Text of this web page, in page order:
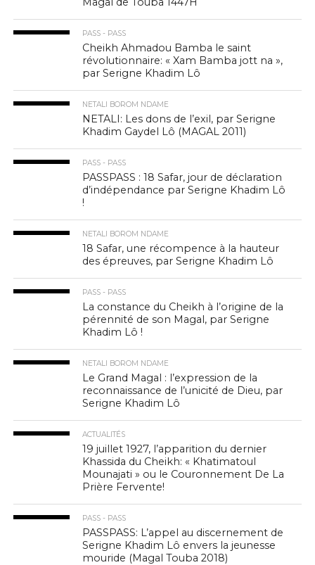
PASS - PASS
Cheikh Ahmadou Bamba le saint
révolutionnaire: « Xam Bamba jott na »,
par Serigne Khadim Lô
NETALI BOROM NDAME
NETALI: Les dons de l’exil, par Serigne
Khadim Gaydel Lô (MAGAL 2011)
PASS - PASS
PASSPASS : 18 Safar, jour de déclaration
d’indépendance par Serigne Khadim Lô
!
NETALI BOROM NDAME
18 Safar, une récompence à la hauteur
des épreuves, par Serigne Khadim Lô
PASS - PASS
La constance du Cheikh à l’origine de la
pérennité de son Magal, par Serigne
Khadim Lô !
NETALI BOROM NDAME
Le Grand Magal : l’expression de la
reconnaissance de l’unicité de Dieu, par
Serigne Khadim Lô
ACTUALITÉS
19 juillet 1927, l’apparition du dernier
Khassida du Cheikh: « Khatimatoul
Mounajati » ou le Couronnement De La
Prière Fervente!
PASS - PASS
PASSPASS: L’appel au discernement de
Serigne Khadim Lô envers la jeunesse
mouride (Magal Touba 2018)